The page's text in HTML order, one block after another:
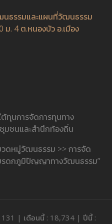
ธรรมและแผนที่วัฒนธรรม
. 4 ต.หนองบัว อ.เมือง
ต้ทุนการจัดการทุนทาง
มชนและสำนึกท้องถิ่น
วดหมู่วัฒนธรรม >> การจัด
รดกภูมิปัญญาทางวัฒนธรรม”
| เดือนนี้ : 18,734 | ปีนี้ :